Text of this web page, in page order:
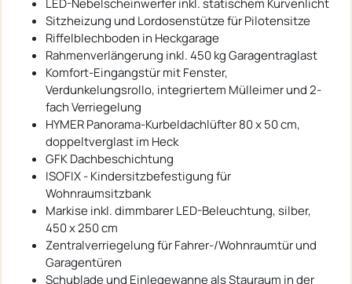
Sitzheizung und Lordosenstütze für Pilotensitze
Riffelblechboden in Heckgarage
Rahmenverlängerung inkl. 450 kg Garagentraglast
Komfort-Eingangstür mit Fenster,
Verdunkelungsrollo, integriertem Mülleimer und 2-
fach Verriegelung
HYMER Panorama-Kurbeldachlüfter 80 x 50 cm,
doppeltverglast im Heck
GFK Dachbeschichtung
ISOFIX - Kindersitzbefestigung für
Wohnraumsitzbank
Markise inkl. dimmbarer LED-Beleuchtung, silber,
450 x 250 cm
Zentralverriegelung für Fahrer-/Wohnraumtür und
Garagentüren
Schublade und Einlegewanne als Stauraum in der